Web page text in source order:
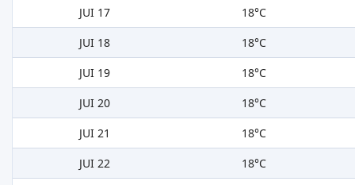
JUI 17
18°C
JUI 18
18°C
JUI 19
18°C
JUI 20
18°C
JUI 21
18°C
JUI 22
18°C